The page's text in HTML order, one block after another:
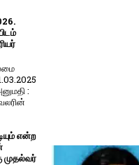
:
என்ற
முதல்வர்